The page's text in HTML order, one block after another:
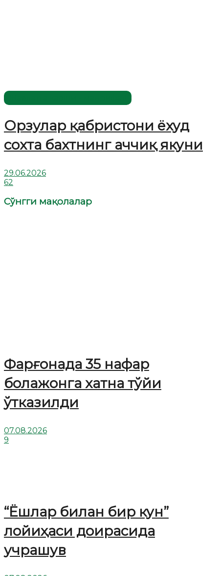
Орзулар қабристони ёхуд
сохта бахтнинг аччиқ якуни
29.06.2026
62
Сўнгги мақолалар
Фарғонада 35 нафар
болажонга хатна тўйи
ўтказилди
07.08.2026
9
“Ёшлар билан бир кун”
лойиҳаси доирасида
учрашув